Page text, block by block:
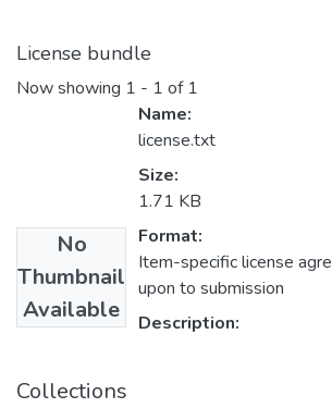
License bundle
Now showing 1 - 1 of 1
No
Thumbnail
Available
Name:
license.txt
Size:
1.71 KB
Format:
Item-specific license
upon to submission
Description:
Collections